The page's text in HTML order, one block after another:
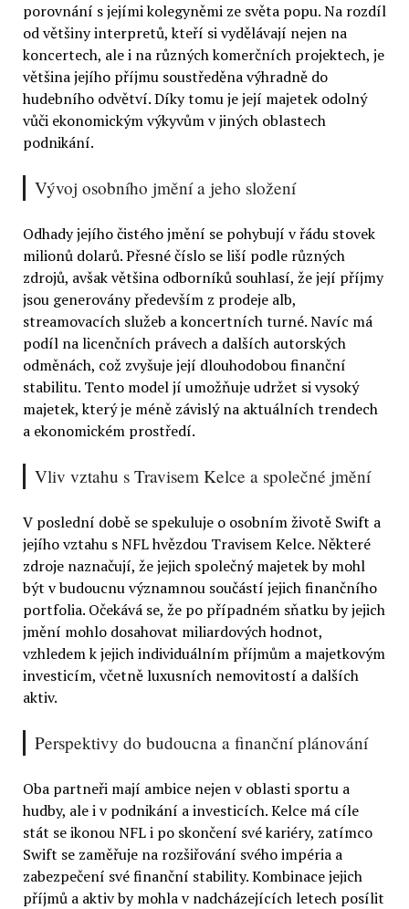
porovnání s jejími kolegyněmi ze světa popu. Na rozdíl
od většiny interpretů, kteří si vydělávají nejen na
koncertech, ale i na různých komerčních projektech, je
většina jejího příjmu soustředěna výhradně do
hudebního odvětví. Díky tomu je její majetek odolný
vůči ekonomickým výkyvům v jiných oblastech
podnikání.
Vývoj osobního jmění a jeho složení
Odhady jejího čistého jmění se pohybují v řádu stovek
milionů dolarů. Přesné číslo se liší podle různých
zdrojů, avšak většina odborníků souhlasí, že její příjmy
jsou generovány především z prodeje alb,
streamovacích služeb a koncertních turné. Navíc má
podíl na licenčních právech a dalších autorských
odměnách, což zvyšuje její dlouhodobou finanční
stabilitu. Tento model jí umožňuje udržet si vysoký
majetek, který je méně závislý na aktuálních trendech
a ekonomickém prostředí.
Vliv vztahu s Travisem Kelce a společné jmění
V poslední době se spekuluje o osobním životě Swift a
jejího vztahu s NFL hvězdou Travisem Kelce. Některé
zdroje naznačují, že jejich společný majetek by mohl
být v budoucnu významnou součástí jejich finančního
portfolia. Očekává se, že po případném sňatku by jejich
jmění mohlo dosahovat miliardových hodnot,
vzhledem k jejich individuálním příjmům a majetkovým
investicím, včetně luxusních nemovitostí a dalších
aktiv.
Perspektivy do budoucna a finanční plánování
Oba partneři mají ambice nejen v oblasti sportu a
hudby, ale i v podnikání a investicích. Kelce má cíle
stát se ikonou NFL i po skončení své kariéry, zatímco
Swift se zaměřuje na rozšiřování svého impéria a
zabezpečení své finanční stability. Kombinace jejich
příjmů a aktiv by mohla v nadcházejících letech posílit